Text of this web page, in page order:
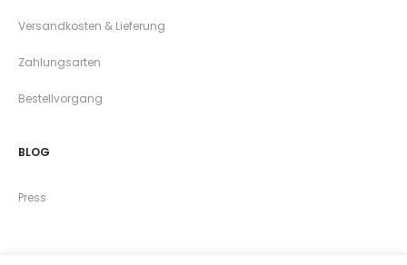
Versandkosten & Lieferung
Zahlungsarten
Bestellvorgang
BLOG
Press